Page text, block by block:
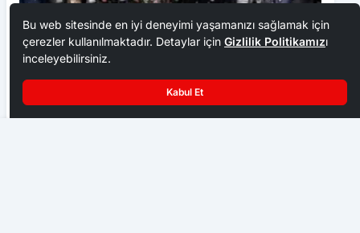
Ankara Ziraat Odaları; hububat alım fiyatları çiftçimizi
üzdü
Bu web sitesinde en iyi deneyimi yaşamanızı sağlamak için
çerezler kullanılmaktadır. Detaylar için Gizlilik Politikamızı
inceleyebilirsiniz.
Kabul Et